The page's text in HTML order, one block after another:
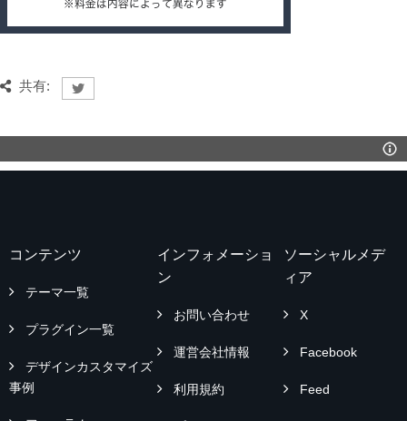
共有:
コンテンツ
テーマ一覧
プラグイン一覧
デザインカスタマイズ
事例
インフォメーショ
ン
お問い合わせ
運営会社情報
利用規約
ソーシャルメデ
ィア
X
Facebook
Feed